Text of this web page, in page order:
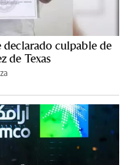
culpable de
de Texas